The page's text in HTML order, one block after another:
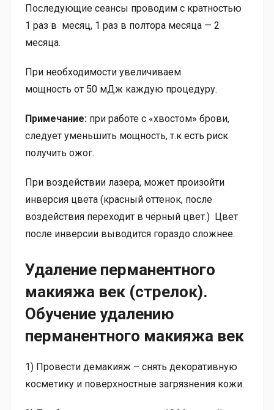
Последующие сеансы проводим с кратностью
1 раз в месяц, 1 раз в полтора месяца — 2
месяца.
При необходимости увеличиваем
мощность от 50 мДж каждую процедуру.
Примечание: при работе с «хвостом» брови,
следует уменьшить мощность, т.к есть риск
получить ожог.
При воздействии лазера, может произойти
инверсия цвета (красный оттенок, после
воздействия переходит в чёрный цвет.) Цвет
после инверсии выводится гораздо сложнее.
Удаление перманентного
макияжа век (стрелок).
Обучение удалению
перманентного макияжа век
1) Провести демакияж – снять декоративную
косметику и поверхностные загрязнения кожи.